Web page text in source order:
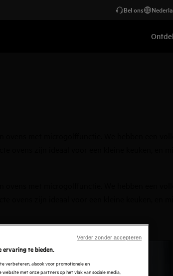
Bel ons
ervaring te bieden.
verbeteren, alsook voor promotionele en
met onze partners op het vlak van sociale media,
Verder zonder accepteren